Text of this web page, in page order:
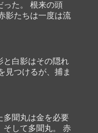
った。 根来の頭
影たちは一度は流
と白影はその隠れ
見つけるが、捕ま
多聞丸は金を必要
そして多聞丸。 赤